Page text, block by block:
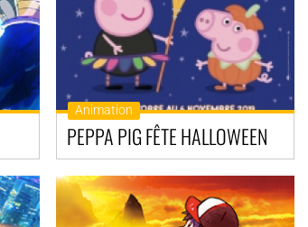
Animation
PEPPA PIG FÊTE HALLOWEEN